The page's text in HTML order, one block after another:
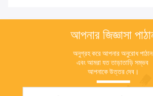
আপনার জিজ্ঞাসা
অনুগ্রহ করে আপনার অনুরোধ পাঠান
এবং আমরা যত তাড়াতাড়ি সম্ভব
আপনাকে উত্তর দেব।